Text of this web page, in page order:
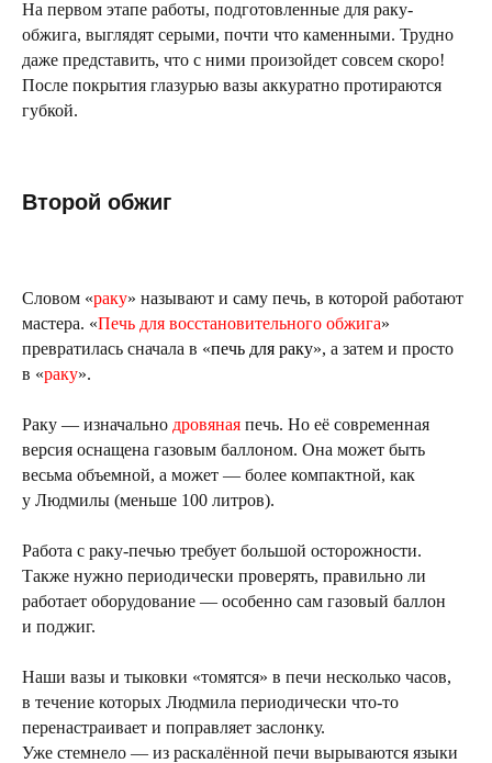
На первом этапе работы, подготовленные для раку-
обжига, выглядят серыми, почти что каменными. Трудно
даже представить, что с ними произойдет совсем скоро!
После покрытия глазурью вазы аккуратно протираются
губкой.
Второй обжиг
Словом «раку» называют и саму печь, в которой работают
мастера. «Печь для восстановительного обжига»
превратилась сначала в «печь для раку», а затем и просто
в «раку».
Раку — изначально дровяная печь. Но её современная
версия оснащена газовым баллоном. Она может быть
весьма объемной, а может — более компактной, как
у Людмилы (меньше 100 литров).
Работа с раку-печью требует большой осторожности.
Также нужно периодически проверять, правильно ли
работает оборудование — особенно сам газовый баллон
и поджиг.
Наши вазы и тыковки «томятся» в печи несколько часов,
в течение которых Людмила периодически что-то
перенастраивает и поправляет заслонку.
Уже стемнело — из раскалённой печи вырываются языки